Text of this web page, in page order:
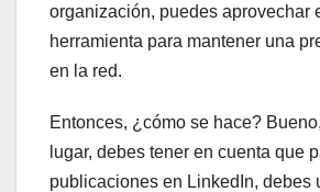
organización, puedes aprovechar
herramienta para mantener una
en la red.
Entonces, ¿cómo se hace?
lugar, debes tener en cuenta que
publicaciones en LinkedIn, debes